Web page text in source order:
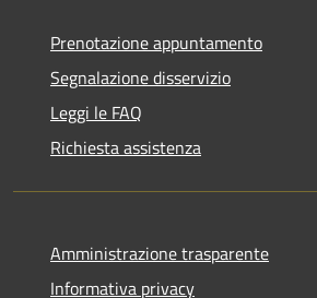
Prenotazione appuntamento
Segnalazione disservizio
Leggi le FAQ
Richiesta assistenza
Amministrazione trasparente
Informativa privacy